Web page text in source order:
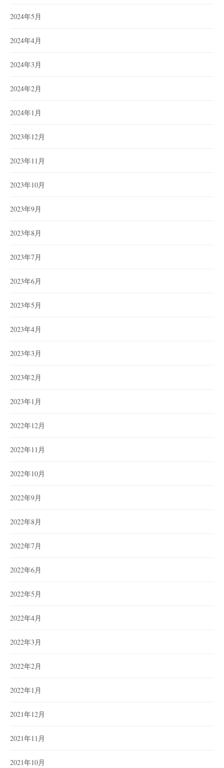
2024年5月
2024年4月
2024年3月
2024年2月
2024年1月
2023年12月
2023年11月
2023年10月
2023年9月
2023年8月
2023年7月
2023年6月
2023年5月
2023年4月
2023年3月
2023年2月
2023年1月
2022年12月
2022年11月
2022年10月
2022年9月
2022年8月
2022年7月
2022年6月
2022年5月
2022年4月
2022年3月
2022年2月
2022年1月
2021年12月
2021年11月
2021年10月